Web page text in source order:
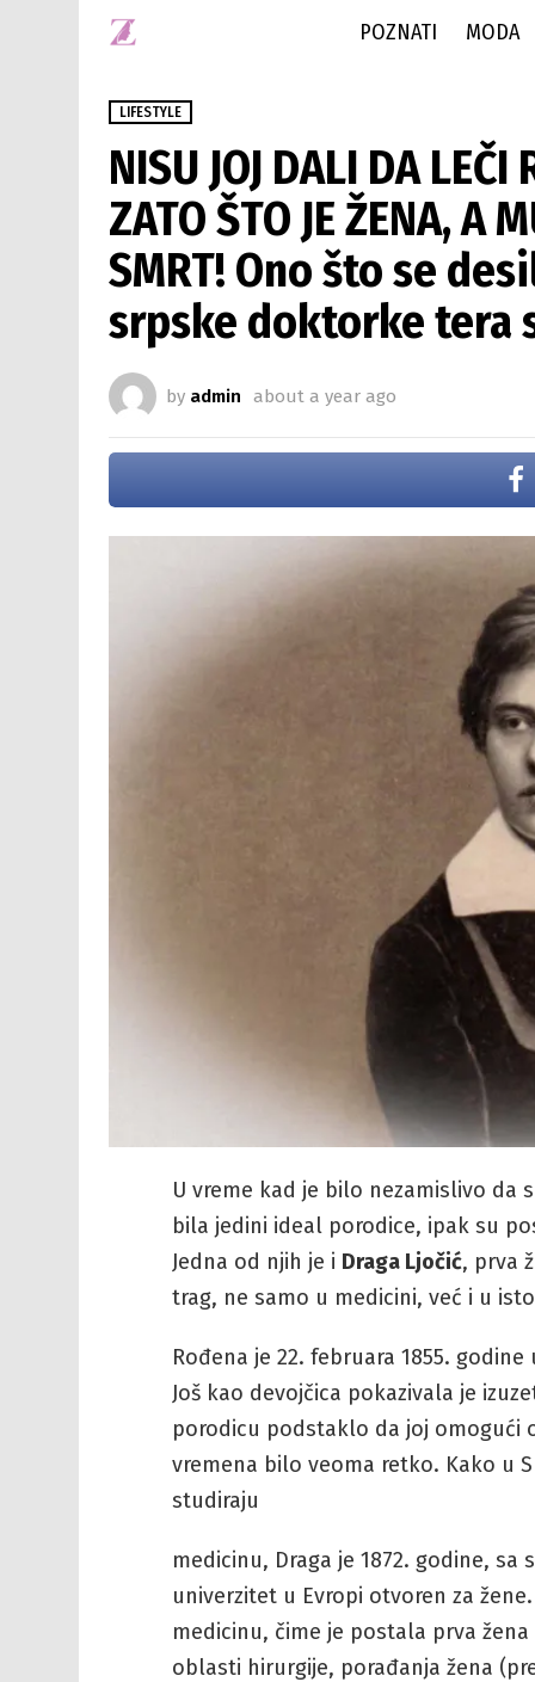
POZNATI MODA
LIFESTYLE
NISU JOJ DALI DA LEČI
ZATO ŠTO JE ŽENA, A
SMRT! Ono što se
srpske doktorke tera
by admin about a year ago
U vreme kad je bilo nezamislivo da
bila jedini ideal porodice, ipak su
Jedna od njih je i Draga Ljočić, prva
trag, ne samo u medicini, već i u
Rođena je 22. februara 1855.
Još kao devojčica pokazivala je
porodicu podstaklo da joj omogući
vremena bilo veoma retko. Kako u
studiraju
medicinu, Draga je 1872. godine,
univerzitet u Evropi otvoren za
medicinu, čime je postala prva
oblasti hirurgije, porađanja žena